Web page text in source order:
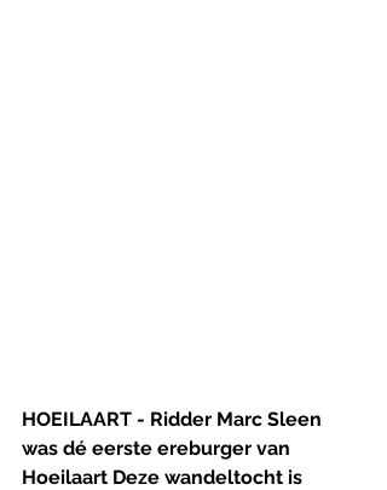
HOEILAART - Ridder Marc Sleen
was dé eerste ereburger van
Hoeilaart Deze wandeltocht is